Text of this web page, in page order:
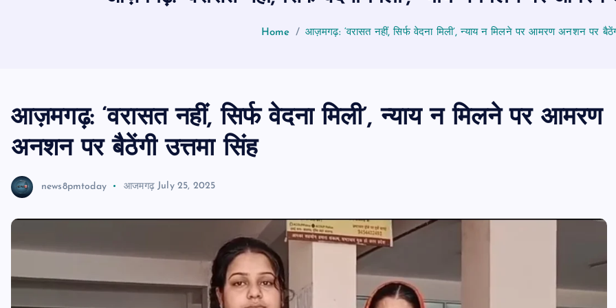
Home आज़मगढ़: ‘वरासत नहीं, सिर्फ वेदना मिली’, न्याय न मिलने पर आमरण अनशन पर
आज़मगढ़: ‘वरासत नहीं, सिर्फ वेदना मिली’, न्याय न मिलने पर आमरण
अनशन पर बैठेंगी उत्तमा सिंह
news8pmtoday आजमगढ़ July 25, 2025
राज्य